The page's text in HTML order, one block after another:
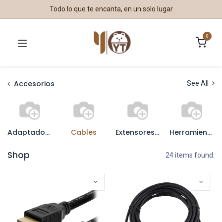
Todo lo que te encanta, en un solo lugar
0
Accesorios See All
Adaptadores Cables Extensores, Splitters y Switches Herramientas
Shop 24 items found.